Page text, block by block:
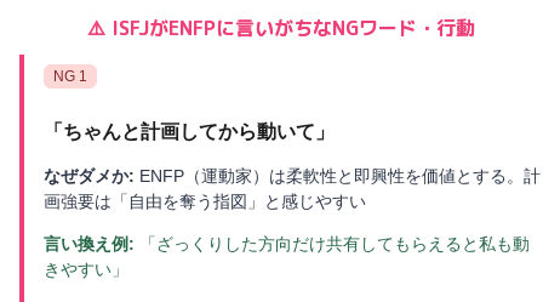
⚠️ ISFJがENFPに言いがちなNGワード・行動
NG 1
「 ちゃんと計画してから動いて 」
なぜダメか: ENFP（運動家）は柔軟性と即興性を価値とする。計
画強要は「自由を奪う指図」と感じやすい
言い換え例:
「ざっくりした方向だけ共有してもらえると私も動
きやすい」